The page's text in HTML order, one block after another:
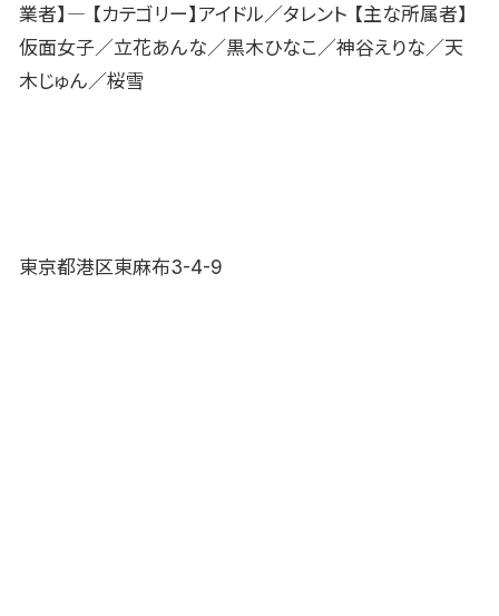
業者】― 【カテゴリー】アイドル／タレント 【主な所属者】
仮面女子／立花あんな／黒木ひなこ／神谷えりな／天
木じゅん／桜雪
東京都港区東麻布3-4-9